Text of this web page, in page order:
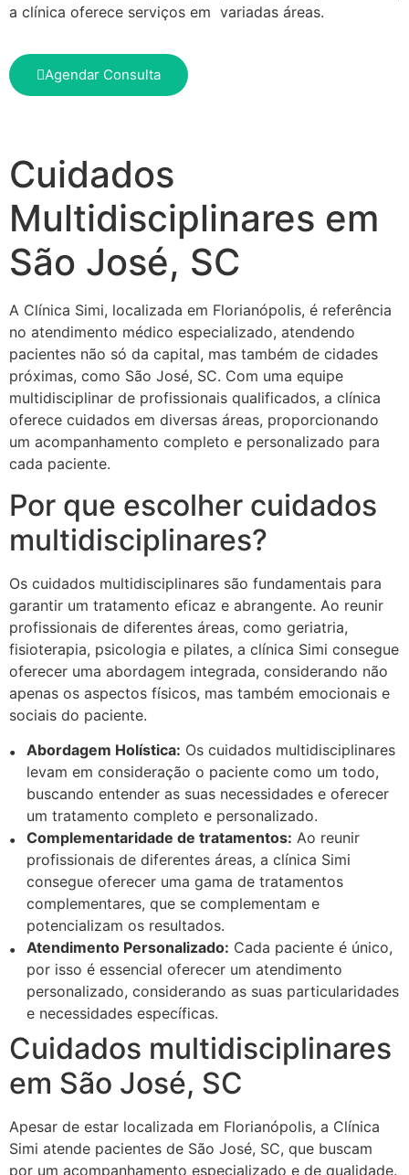
a clínica oferece serviços em variadas áreas.
Agendar Consulta
Cuidados
Multidisciplinares em
São José, SC
A Clínica Simi, localizada em Florianópolis, é referência
no atendimento médico especializado, atendendo
pacientes não só da capital, mas também de cidades
próximas, como São José, SC. Com uma equipe
multidisciplinar de profissionais qualificados, a clínica
oferece cuidados em diversas áreas, proporcionando
um acompanhamento completo e personalizado para
cada paciente.
Por que escolher cuidados
multidisciplinares?
Os cuidados multidisciplinares são fundamentais para
garantir um tratamento eficaz e abrangente. Ao reunir
profissionais de diferentes áreas, como geriatria,
fisioterapia, psicologia e pilates, a clínica Simi consegue
oferecer uma abordagem integrada, considerando não
apenas os aspectos físicos, mas também emocionais e
sociais do paciente.
Abordagem Holística: Os cuidados multidisciplinares
levam em consideração o paciente como um todo,
buscando entender as suas necessidades e oferecer
um tratamento completo e personalizado.
Complementaridade de tratamentos: Ao reunir
profissionais de diferentes áreas, a clínica Simi
consegue oferecer uma gama de tratamentos
complementares, que se complementam e
potencializam os resultados.
Atendimento Personalizado: Cada paciente é único,
por isso é essencial oferecer um atendimento
personalizado, considerando as suas particularidades
e necessidades específicas.
Cuidados multidisciplinares
em São José, SC
Apesar de estar localizada em Florianópolis, a Clínica
Simi atende pacientes de São José, SC, que buscam
por um acompanhamento especializado e de qualidade.